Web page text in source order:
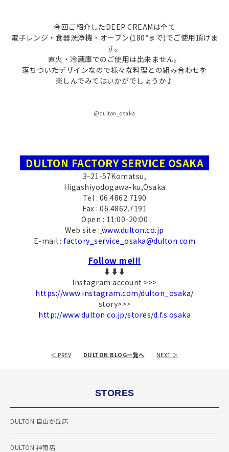
今回ご紹介したDEEP CREAMは全て
電子レンジ・食器洗浄機・オーブン(180°まで)でご使用頂けま
す。
直火・冷蔵庫でのご使用は出来ません。
落ちついたデザインなので様々な料理との組み合わせを
楽しんでみてはいかがでしょうか♪
@dulton_osaka
DULTON FACTORY SERVICE OSAKA
3-21-57Komatsu,
Higashiyodogawa-ku,Osaka
Tel : 06.4862.7190
Fax : 06.4862.7191
Open : 11:00-20:00
Web site : www.dulton.co.jp
E-mail :factory_service_osaka@dulton.com
Follow me!!!
⬇︎⬇︎⬇︎
Instagram account >>>
https://www.instagram.com/dulton_osaka/
story>>>
http://www.dulton.co.jp/stores/d.f.s.osaka
＜ PREV DULTON BLOG一覧へ NEXT ＞
STORES
DULTON 自由が丘店
DULTON 神南店